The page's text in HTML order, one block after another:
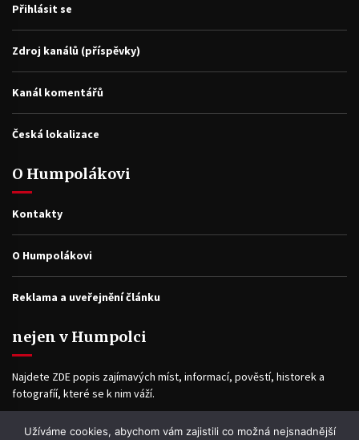
Přihlásit se
Zdroj kanálů (příspěvky)
Kanál komentářů
Česká lokalizace
O Humpolákovi
Kontakty
O Humpolákovi
Reklama a uveřejnění článku
nejen v Humpolci
Najdete ZDE popis zajímavých míst, informací, pověstí, historek a
fotografíí, které se k nim váží.
Užíváme cookies, abychom vám zajistili co možná nejsnadnější